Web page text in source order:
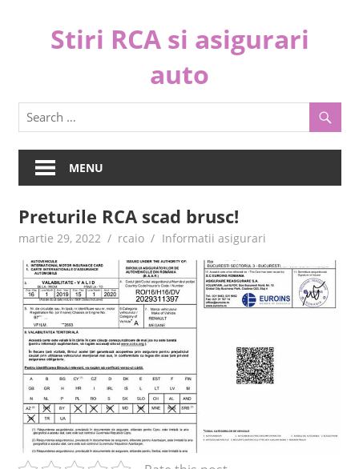
Stiri RCA si asigurari
auto
C
o
a
a
s
a
l
e
g
e
c
e
l
m
MENU
Preturile RCA scad brusc!
martie 29, 2022 rcaio Informatii asigurari